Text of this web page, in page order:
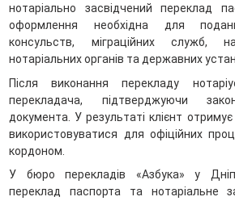
нотаріально засвідчений переклад
оформлення необхідна для
консульств, міграційних служб,
нотаріальних органів та державних
Після виконання перекладу
перекладача, підтверджуючи
документа. У результаті клієнт
використовуватися для офіційних
кордоном.
У бюро перекладів «Азбука» у
переклад паспорта та нотаріальне